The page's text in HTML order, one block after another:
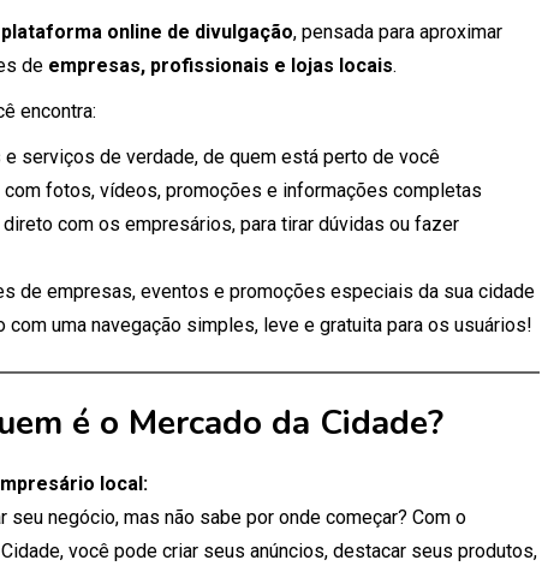
plataforma online de divulgação, pensada para aproximar
de empresas, profissionais e lojas locais.
encontra:
e serviços de verdade, de quem está perto de você
com fotos, vídeos, promoções e informações completas
direto com os empresários, para tirar dúvidas ou fazer
de empresas, eventos e promoções especiais da sua cidade
com uma navegação simples, leve e gratuita para os usuários!
é o Mercado da Cidade?
local:
seu negócio, mas não sabe por onde começar? Com o
você pode criar seus anúncios, destacar seus produtos,